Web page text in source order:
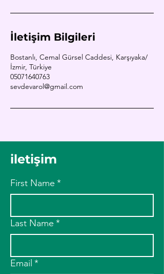
İletişim Bilgileri
Bostanlı, Cemal Gürsel Caddesi, Karşıyaka/
İzmir, Türkiye
05071640763
sevdevarol@gmail.com
iletişim
First Name *
Last Name *
Email *